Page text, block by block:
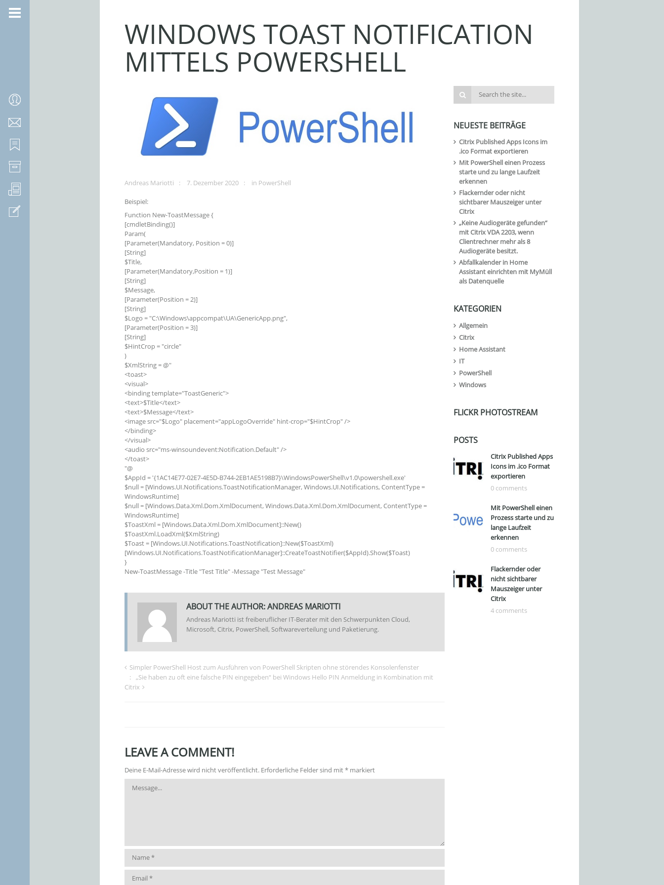
WINDOWS TOAST NOTIFICATION
MITTELS POWERSHELL
Andreas Mariotti 7. Dezember 2020 in PowerShell
Beispiel:
Function New-ToastMessage {
[cmdletBinding()]
Param(
[Parameter(Mandatory, Position = 0)]
[String]
$Title,
[Parameter(Mandatory,Position = 1)]
[String]
$Message,
[Parameter(Position = 2)]
[String]
$Logo = "C:\Windows\appcompat\UA\GenericApp.png",
[Parameter(Position = 3)]
[String]
$HintCrop = "circle"
)
$XmlString = @"
<toast>
<visual>
<binding template="ToastGeneric">
<text>$Title</text>
<text>$Message</text>
<image src="$Logo" placement="appLogoOverride" hint-crop="$HintCrop" />
</binding>
</visual>
<audio src="ms-winsoundevent:Notification.Default" />
</toast>
"@
$AppId = '{1AC14E77-02E7-4E5D-B744-2EB1AE5198B7}\WindowsPowerShell\v1.0\powershell.exe'
$null = [Windows.UI.Notifications.ToastNotificationManager, Windows.UI.Notifications, ContentType =
WindowsRuntime]
$null = [Windows.Data.Xml.Dom.XmlDocument, Windows.Data.Xml.Dom.XmlDocument, ContentType =
WindowsRuntime]
$ToastXml = [Windows.Data.Xml.Dom.XmlDocument]::New()
$ToastXml.LoadXml($XmlString)
$Toast = [Windows.UI.Notifications.ToastNotification]::New($ToastXml)
[Windows.UI.Notifications.ToastNotificationManager]::CreateToastNotifier($AppId).Show($Toast)
}
New-ToastMessage -Title "Test Title" -Message "Test Message"
ABOUT THE AUTHOR:ANDREAS MARIOTTI
Andreas Mariotti ist freiberuflicher IT-Berater mit den Schwerpunkten Cloud,
Microsoft, Citrix, PowerShell, Softwareverteilung und Paketierung.
Simpler PowerShell Host zum Ausführen von PowerShell Skripten ohne störendes Konsolenfenster
„Sie haben zu oft eine falsche PIN eingegeben“ bei Windows Hello PIN Anmeldung in Kombination mit
Citrix
LEAVE A COMMENT!
Deine E-Mail-Adresse wird nicht veröffentlicht. Erforderliche Felder sind mit* markiert
NEUESTE BEITRÄGE
Citrix Published Apps Icons im
.ico Format exportieren
Mit PowerShell einen Prozess
starte und zu lange Laufzeit
erkennen
Flackernder oder nicht
sichtbarer Mauszeiger unter
Citrix
„Keine Audiogeräte gefunden“
mit Citrix VDA 2203, wenn
Clientrechner mehr als 8
Audiogeräte besitzt.
Abfallkalender in Home
Assistant einrichten mit MyMüll
als Datenquelle
KATEGORIEN
Allgemein
Citrix
Home Assistant
IT
PowerShell
Windows
FLICKR PHOTOSTREAM
POSTS
Citrix Published Apps
Icons im .ico Format
exportieren
0 comments
Mit PowerShell einen
Prozess starte und zu
lange Laufzeit
erkennen
0 comments
Flackernder oder
nicht sichtbarer
Mauszeiger unter
Citrix
4 comments